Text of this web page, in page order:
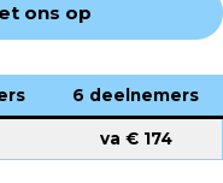
ons op
6 deelnemers
va € 174